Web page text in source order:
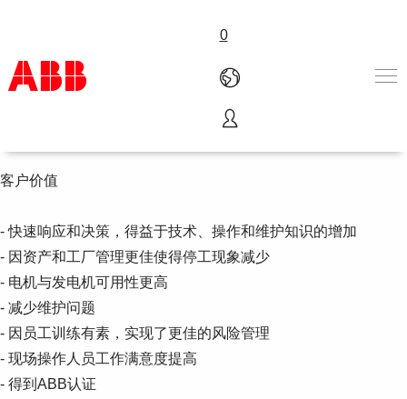
0
产品和解决方案
行业
Where to buy
联系我们
职业
我们的培训课程旨在让您的员工具备所需的专业技能。
客户价值
- 快速响应和决策，得益于技术、操作和维护知识的增加
- 因资产和工厂管理更佳使得停工现象减少
- 电机与发电机可用性更高
- 减少维护问题
- 因员工训练有素，实现了更佳的风险管理
- 现场操作人员工作满意度提高
- 得到ABB认证